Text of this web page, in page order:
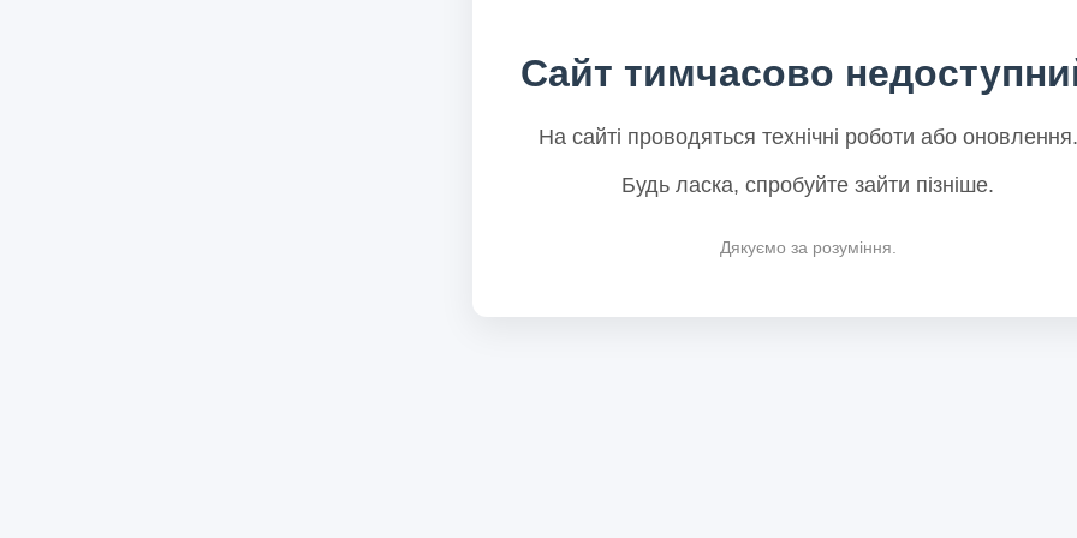
Сайт тимчасово
На сайті проводяться технічні роботи або оновлення.
Будь ласка, спробуйте зайти пізніше.
Дякуємо за розуміння.